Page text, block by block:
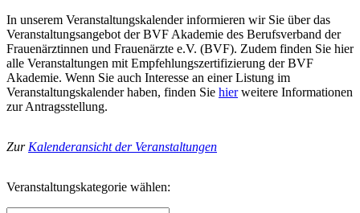
In unserem Veranstaltungskalender informieren wir Sie über das
Veranstaltungsangebot der BVF Akademie des Berufsverband der
Frauenärztinnen und Frauenärzte e.V. (BVF). Zudem finden Sie hier
alle Veranstaltungen mit Empfehlungszertifizierung der BVF
Akademie. Wenn Sie auch Interesse an einer Listung im
Veranstaltungskalender haben, finden Sie hierweitere Informationen
zur Antragsstellung.
Zur Kalenderansicht der Veranstaltungen
Veranstaltungskategorie wählen: